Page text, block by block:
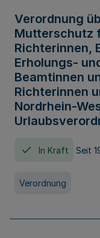
Verordnung
Mutterschutz
Richterinnen,
Erholungs-
Beamtinnen
Richterinnen
Nordrhein-
In Kraft Seit
Verordnung